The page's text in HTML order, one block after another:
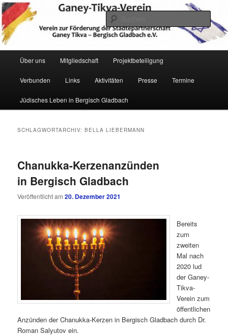
Zum
primären
Inhalt
springen
Zum
sekundären
Inhalt
springen
Ganey Tikva Verein Bergisch
Gladbach
Verein zur Förderung der Städtepartnerschaft Ganey Tikva – Bergisch
Gladbach e. V.
Hauptmenü
Über uns Mitgliedschaft Projektbeteiligung
Verbunden Links Aktivitäten Presse Termine
Jüdisches Leben in Bergisch Gladbach
SCHLAGWORTARCHIV:BELLA LIEBERMANN
Chanukka-Kerzenanzünden
in Bergisch Gladbach
Veröffentlicht am20. Dezember 2021
Bereits
zum
zweiten
Mal nach
2020 lud
der Ganey-
Tikva-
Verein zum
öffentlichen
Anzünden der Chanukka-Kerzen in Bergisch Gladbach durch Dr.
Roman Salyutov ein.